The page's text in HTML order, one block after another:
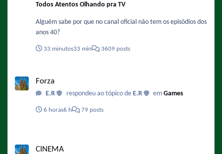
Todos Atentos Olhando pra TV
Alguém sabe por que no canal oficial não tem os episódios dos
anos 40?
33 minutos33 min 3609 posts
Forza
E.R respondeu ao tópico de E.R emGames
6 horas6 h 79 posts
CINEMA